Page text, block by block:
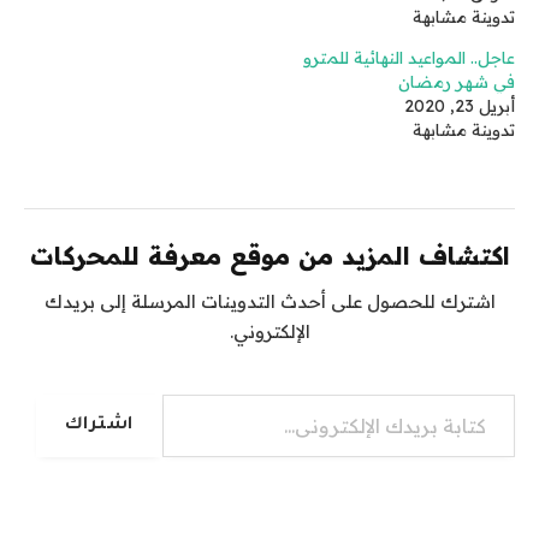
تدوينة مشابهة
عاجل.. المواعيد النهائية للمترو
في شهر رمضان
أبريل 23, 2020
تدوينة مشابهة
اكتشاف المزيد من موقع معرفة للمحركات
اشترك للحصول على أحدث التدوينات المرسلة إلى بريدك
الإلكتروني.
كتابة بريدك الإلكتروني...
اشتراك